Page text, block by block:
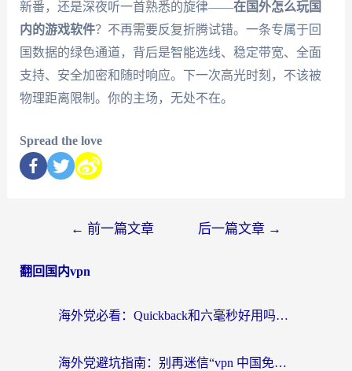
新番，还是深夜听一首熟悉的旋律——在国外怎么玩国
内的游戏软件？不再需要反复折腾试错。一条专属于回
国数据的绿色通道，背后是智能选线、稳定带宽、全面
支持、安全加密和随时响应。下一次高光时刻，不该被
物理距离限制。你的主场，无处不在。
Spread the love
← 前一篇文章 后一篇文章 →
翻回国内vpn
海外党必看：Quickback和六毫秒好用吗？3步选对回国加速器，无缝刷国内剧玩游戏
海外党避坑指南：别再迷信“vpn 中国免费”，选对回国加速器才能无缝刷国内资源